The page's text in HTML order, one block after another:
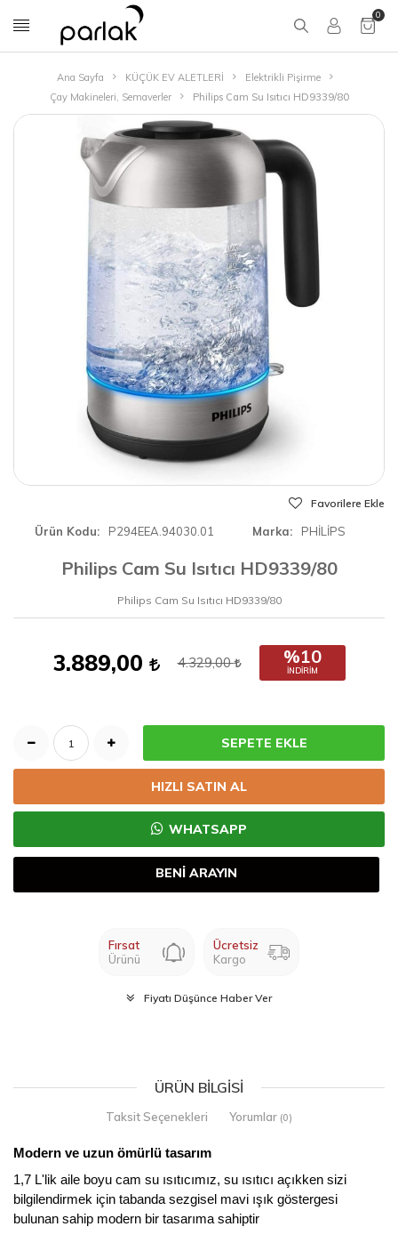
0
Ana Sayfa KÜÇÜK EV ALETLERİ
Elektrikli Pişirme
Çay Makineleri, Semaverler
Philips Cam Su Isıtıcı HD9339/80
Favorilere Ekle
Ürün Kodu P294EEA.94030.01 Marka PHİLİPS
Philips Cam Su Isıtıcı HD9339/80
Philips Cam Su Isıtıcı HD9339/80
3.889,00 4.329,00 %10
İNDIRIM
SEPETE EKLE
HIZLI SATIN AL
WHATSAPP
BENİ ARAYIN
Fırsat
Ürünü
Ücretsiz
Kargo
Fiyatı Düşünce Haber Ver
ÜRÜN BILGISI
Taksit Seçenekleri Yorumlar (0)
Modern ve uzun ömürlü tasarım
1,7 L'lik aile boyu cam su ısıtıcımız, su ısıtıcı açıkken sizi
bilgilendirmek için tabanda sezgisel mavi ışık göstergesi
bulunan sahip modern bir tasarıma sahiptir